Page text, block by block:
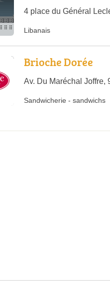
4 place du Général
Libanais
Brioche Dorée
Av. Du Maréchal Joffre,
Sandwicherie - sandwichs